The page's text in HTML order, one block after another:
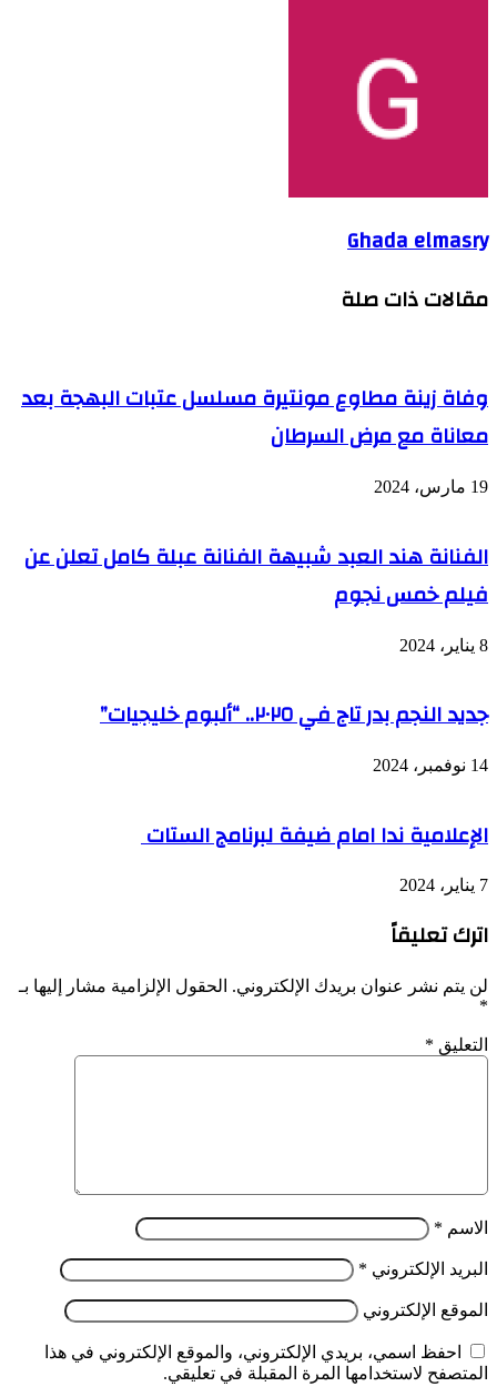
Ghada elmasry
مقالات ذات صلة
وفاة زينة مطاوع مونتيرة مسلسل عتبات البهجة بعد
معاناة مع مرض السرطان
19 مارس، 2024
الفنانة هند العبد شبيهة الفنانة عبلة كامل تعلن عن
فيلم خمس نجوم
8 يناير، 2024
جديد النجم بدر تاج في ٢٠٢٥.. “ألبوم خليجيات”
14 نوفمبر، 2024
الإعلامية ندا امام ضيفة لبرنامج الستات
7 يناير، 2024
اترك تعليقاً
لن يتم نشر عنوان بريدك الإلكتروني. الحقول الإلزامية مشار إليها بـ
*
التعليق *
الاسم *
البريد الإلكتروني *
الموقع الإلكتروني
احفظ اسمي، بريدي الإلكتروني، والموقع الإلكتروني في هذا
المتصفح لاستخدامها المرة المقبلة في تعليقي.